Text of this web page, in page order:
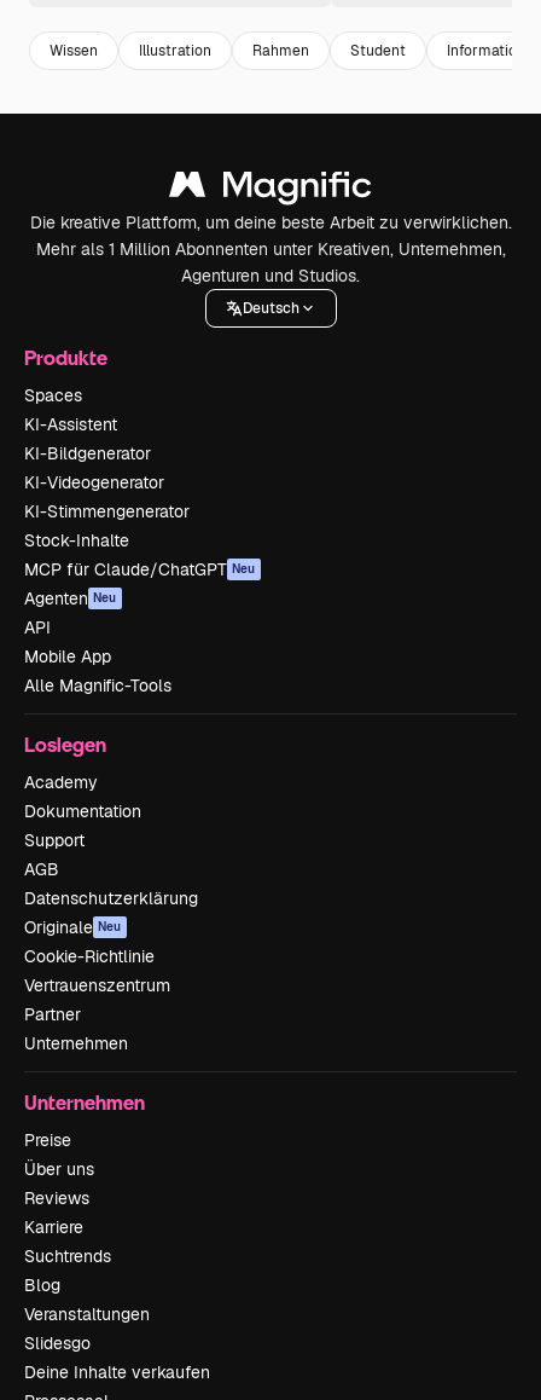
Wissen Illustration Rahmen Student Informationen
Die kreative Plattform, um deine beste Arbeit zu verwirklichen.
Mehr als 1 Million Abonnenten unter Kreativen, Unternehmen,
Agenturen und Studios.
Deutsch
Produkte
Spaces
KI-Assistent
KI-Bildgenerator
KI-Videogenerator
KI-Stimmengenerator
Stock-Inhalte
MCP für Claude/ChatGPT Neu
Agenten Neu
API
Mobile App
Alle Magnific-Tools
Loslegen
Academy
Dokumentation
Support
AGB
Datenschutzerklärung
Originale Neu
Cookie-Richtlinie
Vertrauenszentrum
Partner
Unternehmen
Unternehmen
Preise
Über uns
Reviews
Karriere
Suchtrends
Blog
Veranstaltungen
Slidesgo
Deine Inhalte verkaufen